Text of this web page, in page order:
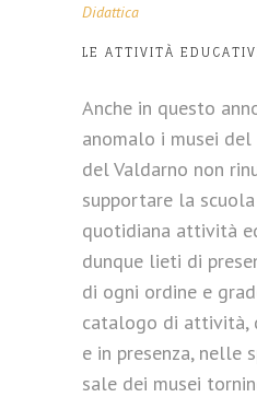
Didattica
LE ATTIVITÀ
Anche in questo
anomalo i musei
del Valdarno non
supportare la
quotidiana attività
dunque lieti di
di ogni ordine e
catalogo di attività,
e in presenza, nelle
sale dei musei